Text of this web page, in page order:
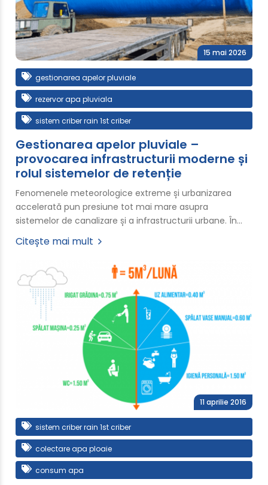
15 mai 2026
gestionarea apelor pluviale
rezervor apa pluviala
sistem criber rain 1st criber
Gestionarea apelor pluviale –
provocarea infrastructurii moderne și
rolul sistemelor de retenție
Fenomenele meteorologice extreme și urbanizarea
accelerată pun presiune tot mai mare asupra
sistemelor de canalizare și a infrastructurii urbane. În…
Citește mai mult
11 aprilie 2016
sistem criber rain 1st criber
colectare apa ploaie
consum apa